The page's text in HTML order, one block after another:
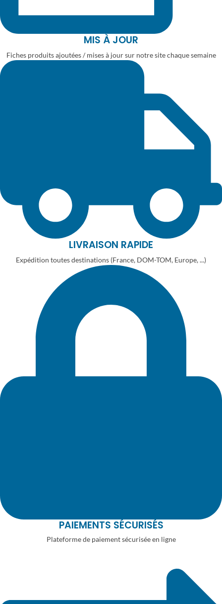
MIS À JOUR
Fiches produits ajoutées / mises à jour sur notre site chaque semaine
LIVRAISON RAPIDE
Expédition toutes destinations (France, DOM-TOM, Europe, ...)
PAIEMENTS SÉCURISÉS
Plateforme de paiement sécurisée en ligne